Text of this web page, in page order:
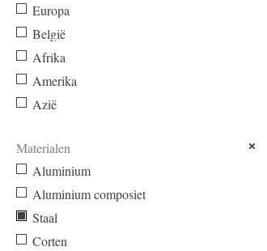
Europa
België
Afrika
Amerika
Azië
Materialen
Aluminium
Aluminium composiet
Staal
Corten